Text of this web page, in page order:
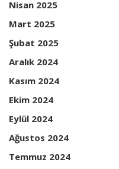
Nisan 2025
Mart 2025
Şubat 2025
Aralık 2024
Kasım 2024
Ekim 2024
Eylül 2024
Ağustos 2024
Temmuz 2024